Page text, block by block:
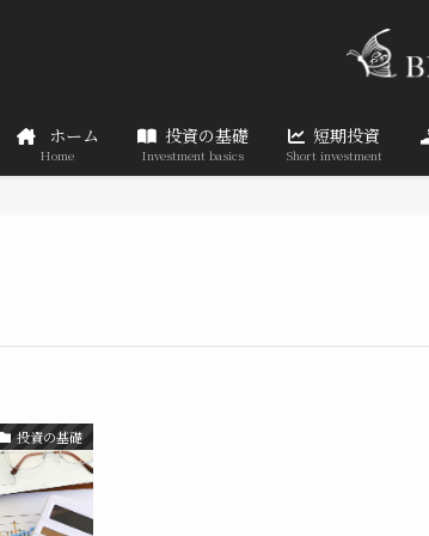
ホーム
Home
投資の基礎
Investment basics
短期投資
Short investment
投資の基礎